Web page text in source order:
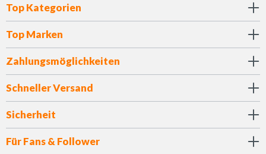
Top Kategorien
Top Marken
Zahlungsmöglichkeiten
Schneller Versand
Sicherheit
Für Fans & Follower